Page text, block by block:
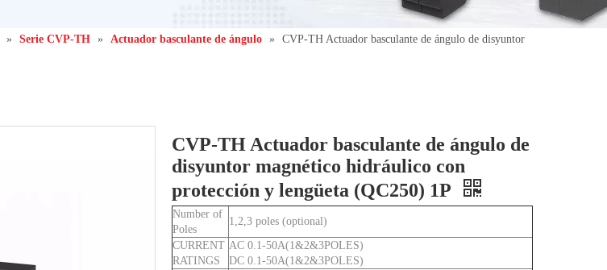
» Serie CVP-TH » Actuador basculante de ángulo »
CVP-TH Actuador basculante de ángulo de disyuntor
CVP-TH Actuador basculante de ángulo de
disyuntor magnético hidráulico con
protección y lengüeta (QC250) 1P
Number of
Poles
1,2,3 poles (optional)
CURRENT
RATINGS
AC 0.1-50A(1&2&3POLES)
DC 0.1-50A(1&2&3POLES)